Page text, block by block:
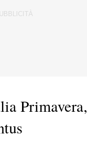
Primavera,